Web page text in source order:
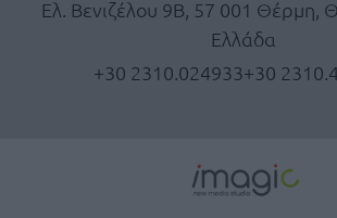
Ελ. Βενιζέλου 9Β, 57 001 Θέρμη,
Ελλάδα
+30 2310.024933+30